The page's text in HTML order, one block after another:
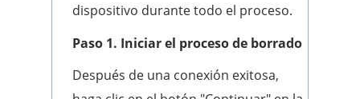
dispositivo durante todo el proceso.
Paso 1. Iniciar el proceso de borrado
Después de una conexión exitosa,